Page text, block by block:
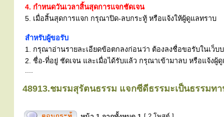
4. กำหนดวันเวลาสิ้นสุดการแจกชัดเจน
5. เมื่อสิ้นสุดการแจก กรุณาปิด-ลบกระทู้ หรือแจ้งให้ผู้ดูแลทราบ
สำหรับผู้ขอรับ
1. กรุณาอ่านรายละเอียดข้อตกลงก่อนว่า ต้องลงชื่อขอรับในเว็บ
2. ชื่อ-ที่อยู่ ชัดเจน และเมื่อได้รับแล้ว กรุณาเข้ามาลบ หรือแจ้ง
48913.ชมรมสุรัตนธรรม แจกซีดีธรรมะเป็นธรรมท